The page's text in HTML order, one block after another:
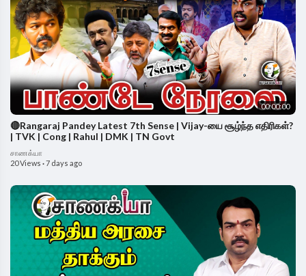
00:00:00
🔴Rangaraj Pandey Latest 7th Sense | Vijay-யை சூழ்ந்த எதிரிகள்?
| TVK | Cong | Rahul | DMK | TN Govt
சாணக்யா
20 Views ·7 days ago